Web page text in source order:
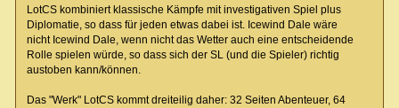
LotCS kombiniert klassische Kämpfe mit investigativen Spiel plus
Diplomatie, so dass für jeden etwas dabei ist. Icewind Dale wäre
nicht Icewind Dale, wenn nicht das Wetter auch eine entscheidende
Rolle spielen würde, so dass sich der SL (und die Spieler) richtig
austoben kann/können.
Das "Werk" LotCS kommt dreiteilig daher: 32 Seiten Abenteuer, 64